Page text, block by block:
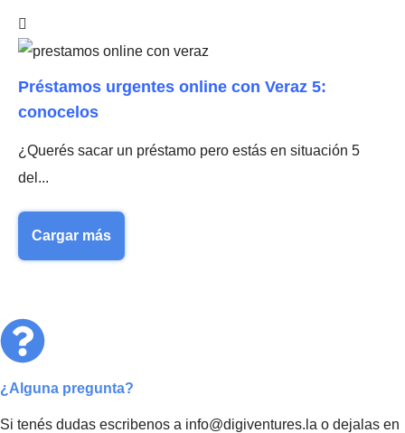
Préstamos urgentes online con Veraz 5:
conocelos
¿Querés sacar un préstamo pero estás en situación 5
del...
Cargar más
¿Alguna pregunta?
Si tenés dudas escribenos a info@digiventures.la o dejalas en